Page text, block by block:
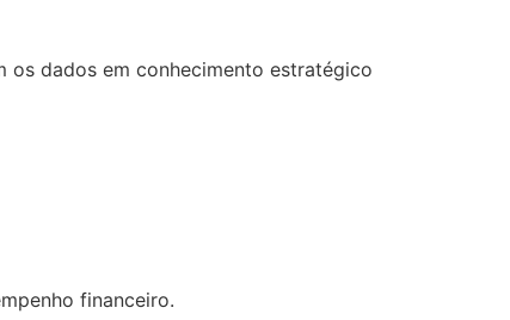
os dados em conhecimento estratégico
financeiro.